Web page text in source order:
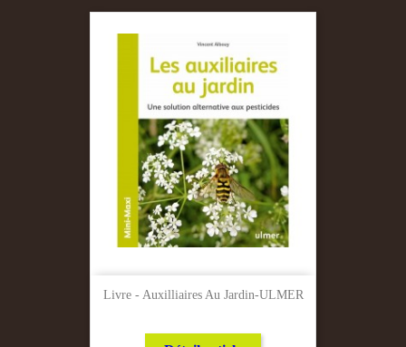
Livre - Auxilliaires Au Jardin-ULMER